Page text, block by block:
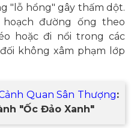
"lỗ hổng" gây thấm dột.
hoạch đường ống theo
hoặc đi nổi trong các
không xâm phạm lớp
Quan Sân Thượng:
"Ốc Đảo Xanh"